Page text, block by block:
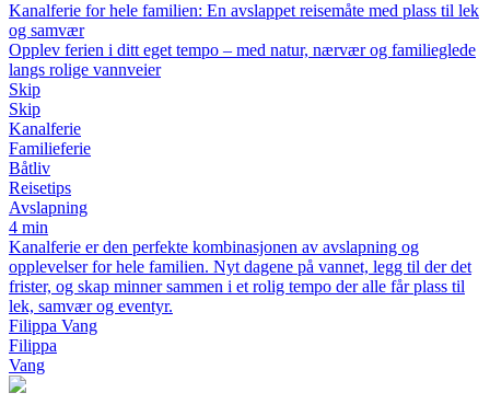
Kanalferie for hele familien: En avslappet reisemåte med plass til lek
og samvær
Opplev ferien i ditt eget tempo – med natur, nærvær og familieglede
langs rolige vannveier
Skip
Skip
Kanalferie
Familieferie
Båtliv
Reisetips
Avslapning
4 min
Kanalferie er den perfekte kombinasjonen av avslapning og
opplevelser for hele familien. Nyt dagene på vannet, legg til der det
frister, og skap minner sammen i et rolig tempo der alle får plass til
lek, samvær og eventyr.
Filippa Vang
Filippa
Vang